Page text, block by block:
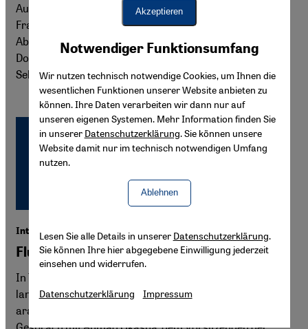
Auf den ersten Blick hat sich die politische Situation der
Frauen im Nordirak verbessert: Fast ein Drittel der
Abgeordneten im irakischen Teil Kurdistans sind Frauen.
Doch noch immer ist die Zahl der Ehrenmorde und der
Selbstverbrennungen hoch.
Interview mit Ahmad Okasha
Flucht vor Leid und Unterdrückung
In Tunesien und Ägypten lösten Selbstverbrennungen
landesweite Massenbewegungen aus. Wie deuten
arabische Psychologen dieses Protestphänomen? Ein
Notwendiger Funktionsumfang
Wir nutzen technisch notwendige Cookies, um Ihnen die
wesentlichen Funktionen unserer Website anbieten zu
können. Ihre Daten verarbeiten wir dann nur auf
unseren eigenen Systemen. Mehr Information finden Sie
in unserer Datenschutzerklärung. Sie können unsere
Website damit nur im technisch notwendigen Umfang
nutzen.
Ablehnen
Google Maps Embed
Akzeptieren
Lesen Sie alle Details in unserer Datenschutzerklärung.
Sie können Ihre hier abgegebene Einwilligung jederzeit
einsehen und widerrufen.
Datenschutzerklärung Impressum